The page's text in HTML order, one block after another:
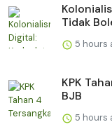
Tidak
5 hours
KPK
BJB
5 hours